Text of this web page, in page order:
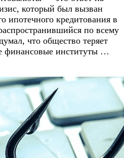
который был вызван
ипотечного кредитования в
по всему
что общество теряет
финансовые институты …